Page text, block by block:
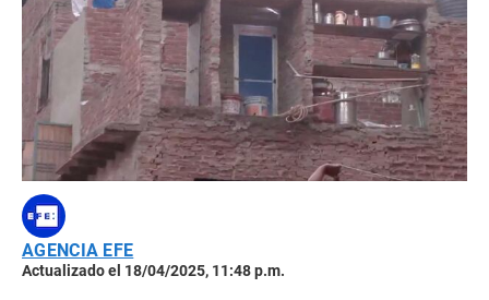
AGENCIA EFE
Actualizado el 18/04/2025, 11:48 p.m.